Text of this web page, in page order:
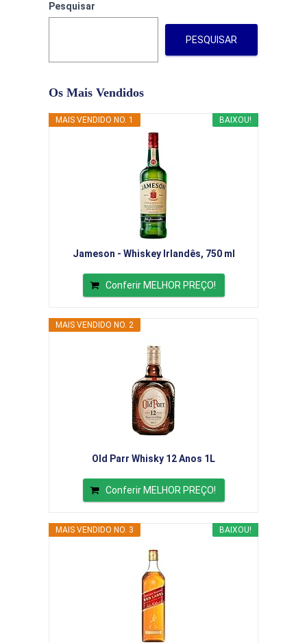
Pesquisar
PESQUISAR
Os Mais Vendidos
BAIXOU!
MAIS VENDIDO NO. 1
Jameson - Whiskey Irlandês, 750 ml
Conferir MELHOR PREÇO!
MAIS VENDIDO NO. 2
Old Parr Whisky 12 Anos 1L
Conferir MELHOR PREÇO!
BAIXOU!
MAIS VENDIDO NO. 3